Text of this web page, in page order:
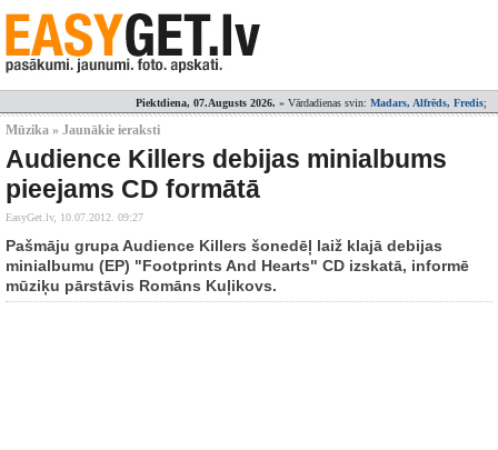
Piektdiena, 07.Augusts 2026. » Vārdadienas svin: Madars, Alfrēds, Fredis;
Mūzika » Jaunākie ieraksti
Audience Killers debijas minialbums
pieejams CD formātā
EasyGet.lv, 10.07.2012. 09:27
Pašmāju grupa Audience Killers šonedēļ laiž klajā debijas
minialbumu (EP) "Footprints And Hearts" CD izskatā, informē
mūziķu pārstāvis Romāns Kuļikovs.